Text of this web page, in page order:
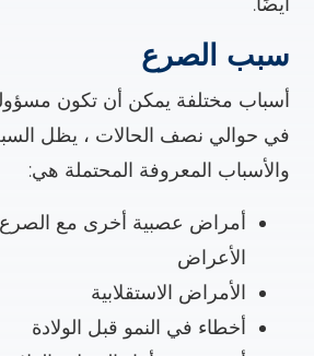
سبب الصرع
أسباب مختلفة يمكن أن تكون
في حوالي نصف الحالات ، يظل
والأسباب المعروفة المحتملة هي:
أمراض عصبية أخرى مع
الأعراض
الأمراض الاستقلابية
أخطاء في النمو قبل الولادة